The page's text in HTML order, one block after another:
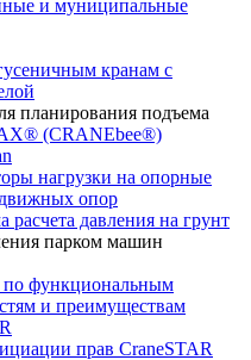
и муниципальные
кранам с
планирования подъема
(CRANEbee®)
нагрузки на опорные
опор
расчета давления на грунт
парком машин
функциональным
и преимуществам
прав CraneSTAR